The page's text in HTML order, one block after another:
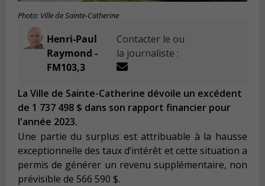
Photo: Ville de Sainte-Catherine
Henri-Paul
Raymond -
FM103,3
Contacter le ou
la journaliste :
La Ville de Sainte-Catherine dévoile un excédent
de 1 737 498 $ dans son rapport financier pour
l'année 2023.
Une partie du surplus est attribuable à la hausse
exceptionnelle des taux d’intérêt et cette situation a
permis de générer un revenu supplémentaire, non
prévisible de 566 590 $.